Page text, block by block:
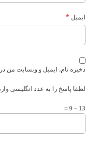
ایمیل *
ذخیره نام، ایمیل و وبسایت من
لطفا پاسخ را به عدد انگلیسی
13 − 9 =